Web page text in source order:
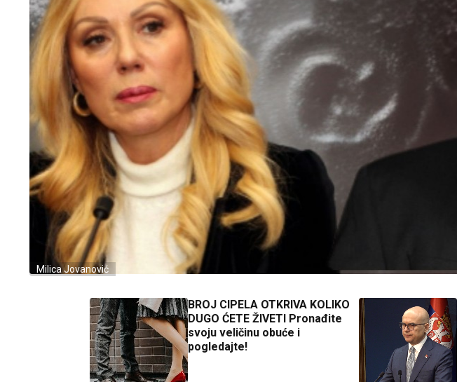
Milica Jovanović
BROJ CIPELA OTKRIVA KOLIKO
DUGO ĆETE ŽIVETI Pronađite
svoju veličinu obuće i
pogledajte!